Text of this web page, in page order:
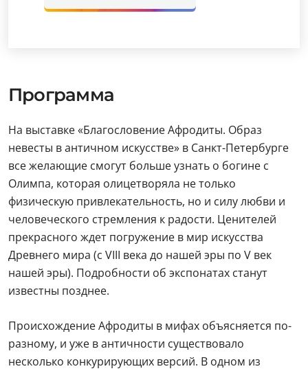
Программа
На выставке «Благословение Афродиты. Образ
невесты в античном искусстве» в Санкт-Петербурге
все желающие смогут больше узнать о богине с
Олимпа, которая олицетворяла не только
физическую привлекательность, но и силу любви и
человеческого стремления к радости. Ценителей
прекрасного ждет погружение в мир искусства
Древнего мира (с VIII века до нашей эры по V век
нашей эры). Подробности об экспонатах станут
известны позднее.
Происхождение Афродиты в мифах объясняется по-
разному, и уже в античности существовало
несколько конкурирующих версий. В одном из